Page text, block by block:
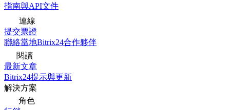
指南與API文件
連線
提交票證
聯絡當地Bitrix24合作夥伴
閱讀
最新文章
Bitrix24提示與更新
解決方案
角色